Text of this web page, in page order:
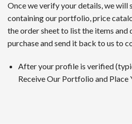
Once we verify your details, we will
containing our portfolio, price
the order sheet to list the items and
purchase and send it back to us to
After your profile is verified
Receive Our Portfolio and Place
られる機能も提供されていて評判
4位 カジノシークレット（Casino
レビューを見る
カジノシークレットカジノは革新
ョングループ配下の運営体制も信頼